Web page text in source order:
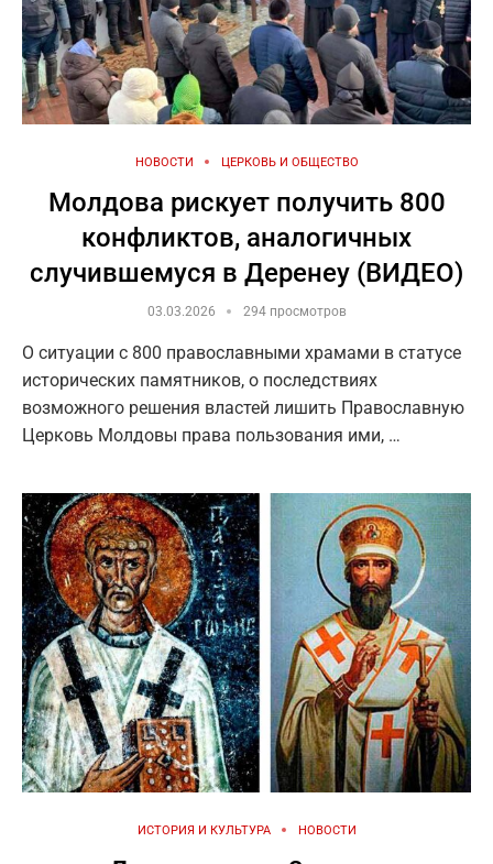
НОВОСТИ ЦЕРКОВЬ И ОБЩЕСТВО
Молдова рискует получить 800
конфликтов, аналогичных
случившемуся в Деренеу (ВИДЕО)
03.03.2026 294 просмотров
О ситуации с 800 православными храмами в статусе
исторических памятников, о последствиях
возможного решения властей лишить Православную
Церковь Молдовы права пользования ими, …
ИСТОРИЯ И КУЛЬТУРА НОВОСТИ